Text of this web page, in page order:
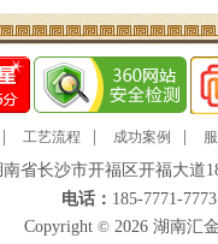
工艺流程 成功案例
南省长沙市开福区开福大道
电话： 185-7771-
Copyright © 2026 湖南汇